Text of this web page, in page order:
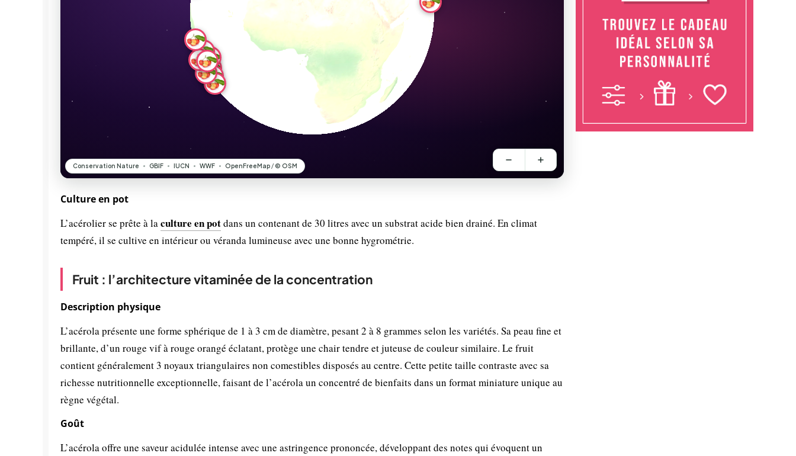
Culture en pot
L’acérolier se prête à laculture en potdans un contenant de 30 litres avec un substrat acide bien drainé. En climat
tempéré, il se cultive en intérieur ou véranda lumineuse avec une bonne hygrométrie.
Fruit : l’architecture vitaminée de la concentration
Description physique
L’acérola présente une forme sphérique de 1 à 3 cm de diamètre, pesant 2 à 8 grammes selon les variétés. Sa peau fine et
brillante, d’un rouge vif à rouge orangé éclatant, protège une chair tendre et juteuse de couleur similaire. Le fruit
contient généralement 3 noyaux triangulaires non comestibles disposés au centre. Cette petite taille contraste avec sa
richesse nutritionnelle exceptionnelle, faisant de l’acérola un concentré de bienfaits dans un format miniature unique au
règne végétal.
Goût
L’acérola offre une saveur acidulée intense avec une astringence prononcée, développant des notes qui évoquent un